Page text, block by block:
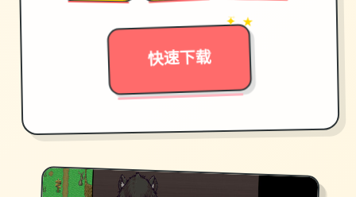
快速下载
→
✦ ★